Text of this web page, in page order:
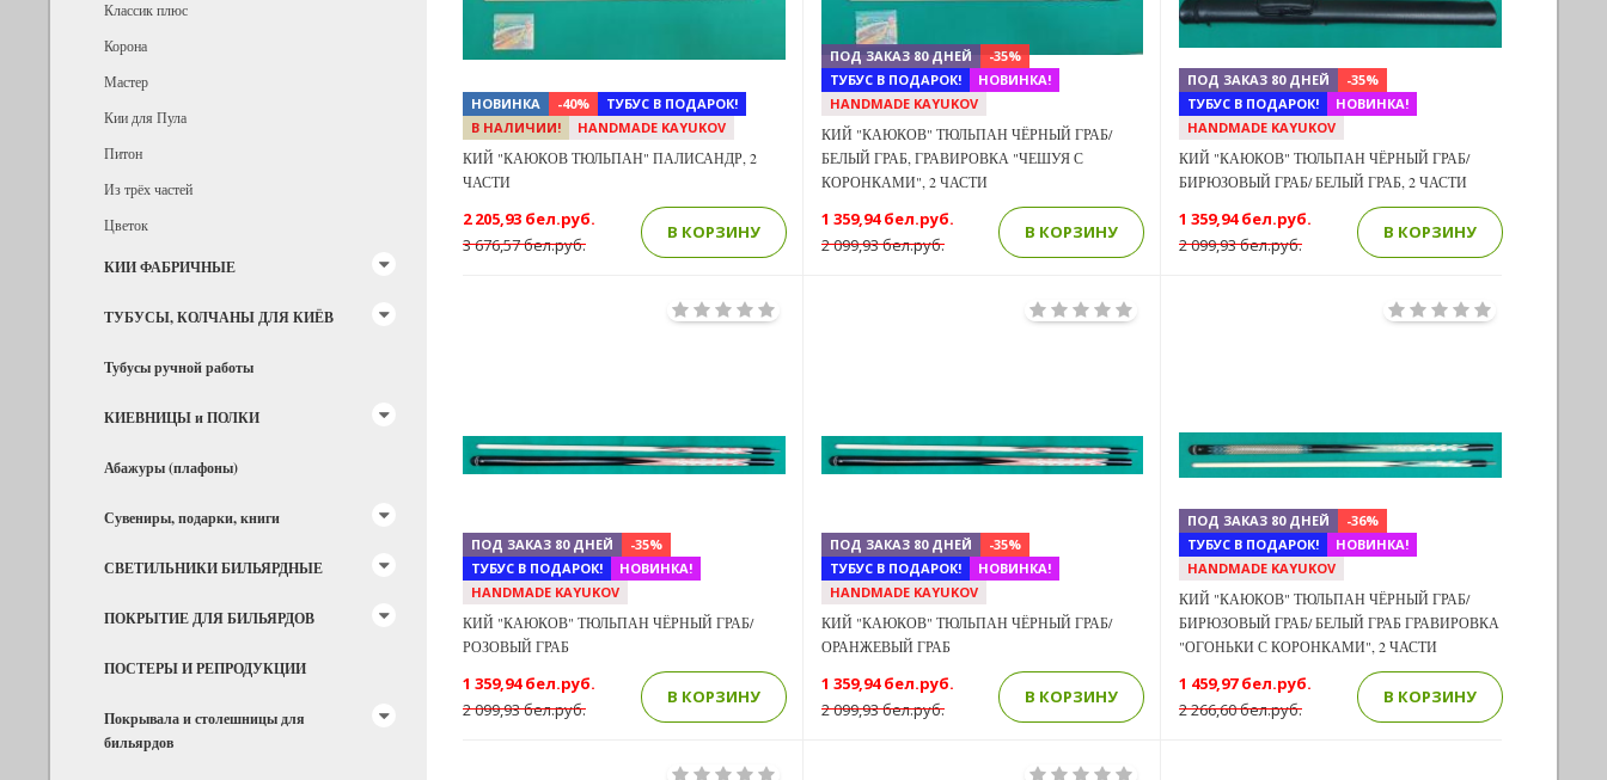
Классик плюс
Корона
Мастер
Кии для Пула
Питон
Из трёх частей
Цветок
КИИ ФАБРИЧНЫЕ
ТУБУСЫ, КОЛЧАНЫ ДЛЯ КИЁВ
Тубусы ручной работы
КИЕВНИЦЫ и ПОЛКИ
Абажуры (плафоны)
Сувениры, подарки, книги
СВЕТИЛЬНИКИ БИЛЬЯРДНЫЕ
ПОКРЫТИЕ ДЛЯ БИЛЬЯРДОВ
ПОСТЕРЫ И РЕПРОДУКЦИИ
Покрывала и столешницы для
бильярдов
НОВИНКА -40%
ТУБУС В ПОДАРОК!
В НАЛИЧИИ!
HANDMADE KAYUKOV
КИЙ "КАЮКОВ ТЮЛЬПАН" ПАЛИСАНДР, 2
ЧАСТИ
3 676,57 бел.руб.
2 205,93 бел.руб.
В КОРЗИНУ
ПОД ЗАКАЗ 80 ДНЕЙ
-35%
ТУБУС В ПОДАРОК!
НОВИНКА!
HANDMADE KAYUKOV
КИЙ "КАЮКОВ" ТЮЛЬПАН ЧЁРНЫЙ ГРАБ/
БЕЛЫЙ ГРАБ, ГРАВИРОВКА "ЧЕШУЯ С
КОРОНКАМИ", 2 ЧАСТИ
2 099,93 бел.руб.
1 359,94 бел.руб.
В КОРЗИНУ
ПОД ЗАКАЗ 80 ДНЕЙ
-35%
ТУБУС В ПОДАРОК!
НОВИНКА!
HANDMADE KAYUKOV
КИЙ "КАЮКОВ" ТЮЛЬПАН ЧЁРНЫЙ ГРАБ/
БИРЮЗОВЫЙ ГРАБ/ БЕЛЫЙ ГРАБ, 2 ЧАСТИ
2 099,93 бел.руб.
1 359,94 бел.руб.
В КОРЗИНУ
Previous Next
ПОД ЗАКАЗ 80 ДНЕЙ
-35%
ТУБУС В ПОДАРОК!
НОВИНКА!
HANDMADE KAYUKOV
КИЙ "КАЮКОВ" ТЮЛЬПАН ЧЁРНЫЙ ГРАБ/
РОЗОВЫЙ ГРАБ
2 099,93 бел.руб.
1 359,94 бел.руб.
В КОРЗИНУ
Previous Next
ПОД ЗАКАЗ 80 ДНЕЙ
-35%
ТУБУС В ПОДАРОК!
НОВИНКА!
HANDMADE KAYUKOV
КИЙ "КАЮКОВ" ТЮЛЬПАН ЧЁРНЫЙ ГРАБ/
ОРАНЖЕВЫЙ ГРАБ
2 099,93 бел.руб.
1 359,94 бел.руб.
В КОРЗИНУ
Previous
ПОД ЗАКАЗ 80 ДНЕЙ
-36%
ТУБУС В ПОДАРОК!
НОВИНКА!
HANDMADE KAYUKOV
КИЙ "КАЮКОВ" ТЮЛЬПАН ЧЁРНЫЙ ГРАБ/
БИРЮЗОВЫЙ ГРАБ/ БЕЛЫЙ ГРАБ ГРАВИРОВКА
"ОГОНЬКИ С КОРОНКАМИ", 2 ЧАСТИ
2 266,60 бел.руб.
1 459,97 бел.руб.
В КОРЗИНУ